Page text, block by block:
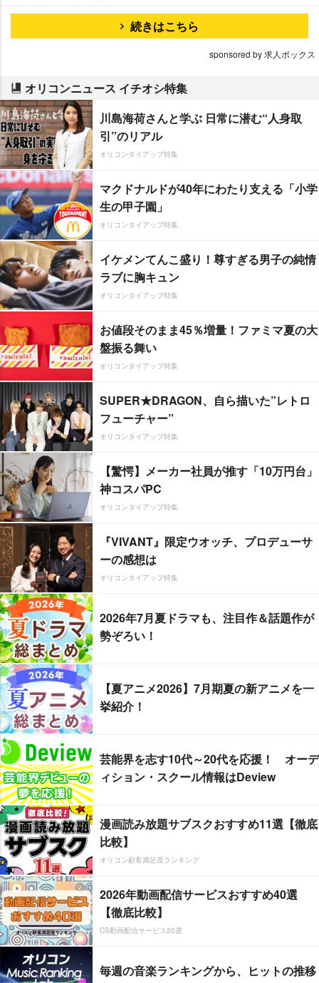
続きはこちら
sponsored by 求人ボックス
オリコンニュース イチオシ特集
川島海荷さんと学ぶ 日常に潜む“人身取
引”のリアル
オリコンタイアップ特集
マクドナルドが40年にわたり支える「小学
生の甲子園」
オリコンタイアップ特集
イケメンてんこ盛り！尊すぎる男子の純情
ラブに胸キュン
オリコンタイアップ特集
お値段そのまま45％増量！ファミマ夏の大
盤振る舞い
オリコンタイアップ特集
SUPER★DRAGON、自ら描いた”レトロ
フューチャー”
オリコンタイアップ特集
【驚愕】メーカー社員が推す「10万円台」
神コスパPC
オリコンタイアップ特集
『VIVANT』限定ウオッチ、プロデューサ
ーの感想は
オリコンタイアップ特集
2026年7月夏ドラマも、注目作＆話題作が
勢ぞろい！
【夏アニメ2026】7月期夏の新アニメを一
挙紹介！
芸能界を志す10代～20代を応援！ オーデ
ィション・スクール情報はDeview
漫画読み放題サブスクおすすめ11選【徹底
比較】
オリコン顧客満足度ランキング
2026年動画配信サービスおすすめ40選
【徹底比較】
CS動画配信サービス20選
毎週の音楽ランキングから、ヒットの推移